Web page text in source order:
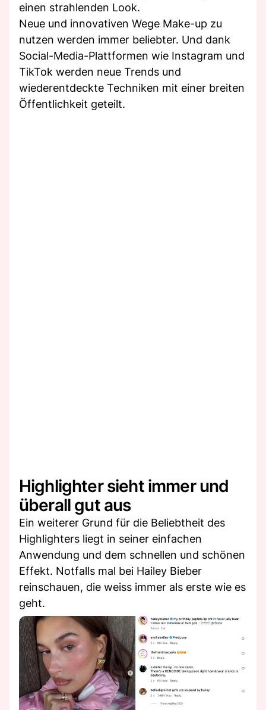
einen strahlenden Look.
Neue und innovativen Wege Make-up zu
nutzen werden immer beliebter. Und dank
Social-Media-Plattformen wie Instagram und
TikTok werden neue Trends und
wiederentdeckte Techniken mit einer breiten
Öffentlichkeit geteilt.
Highlighter sieht immer und
überall gut aus
Ein weiterer Grund für die Beliebtheit des
Highlighters liegt in seiner einfachen
Anwendung und dem schnellen und schönen
Effekt. Notfalls mal bei Hailey Bieber
reinschauen, die weiss immer als erste wie es
geht.